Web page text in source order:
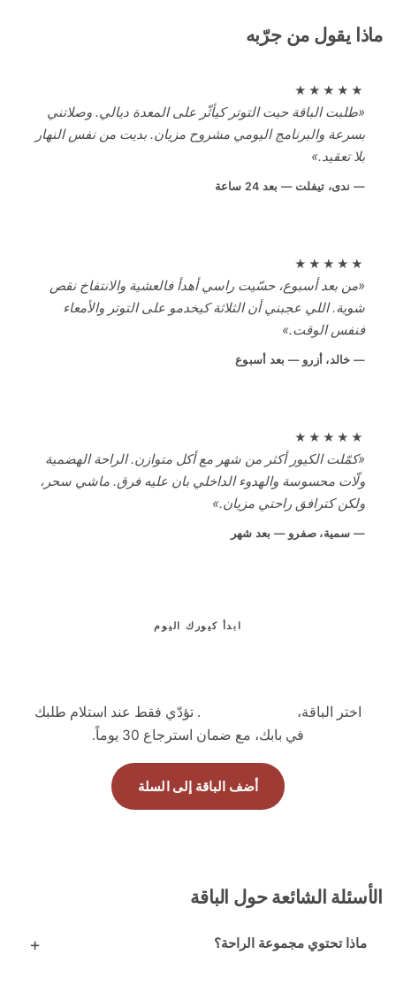
يقول من جرّبه
الباقة حيت التوتر كيأثّر على المعدة ديالي. وصلاتني
والبرنامج اليومي مشروح مزيان. بديت من نفس النهار
تعقيد.»
ندى، تيفلت — بعد 24 ساعة
بعد أسبوع، حسّيت راسي أهدأ فالعشية والانتفاخ نقص
اللي عجبني أن الثلاثة كيخدمو على التوتر والأمعاء
الوقت.»
خالد، أزرو — بعد أسبوع
الكيور أكثر من شهر مع أكل متوازن. الراحة الهضمية
محسوسة والهدوء الداخلي بان عليه فرق. ماشي سحر،
كترافق راحتي مزيان.»
سمية، صفرو — بعد شهر
ابدأ كيورك اليوم
الباقة، بدون دفع مسبق
. تؤدّي فقط عند استلام طلبك
في بابك، مع ضمان استرجاع 30 يوماً.
أضف الباقة إلى السلة
الشائعة حول الباقة
تحتوي مجموعة الراحة؟